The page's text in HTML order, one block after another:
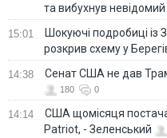
та вибухнув невідомий
15:01
Шокуючі подробиці із
розкрив схему у
14:38 Сенат США не дав
180 0
14:14
США щомісяця
Patriot, - Зеленський